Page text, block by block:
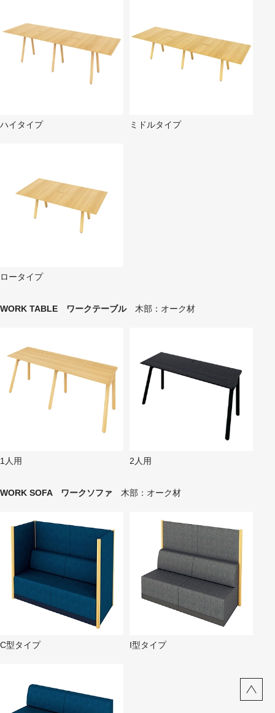
ハイタイプ ミドルタイプ
ロータイプ
WORK TABLE ワークテーブル 木部：オーク材
1人用 2人用
WORK SOFA ワークソファ 木部：オーク材
C型タイプ I型タイプ